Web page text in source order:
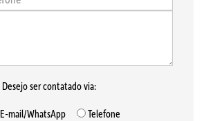
Desejo ser contatado via:
E-mail/WhatsApp
Telefone